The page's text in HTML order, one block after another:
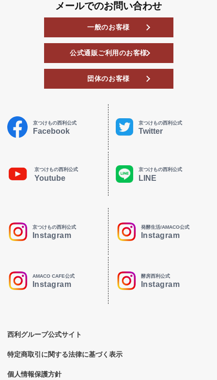
メールでのお問い合わせ
一般のお客様
公式通販ご利用のお客様
団体のお客様
京つけもの西利公式
Facebook
京つけもの西利公式
Twitter
京つけもの西利公式
Youtube
京つけもの西利公式
LINE
京つけもの西利公式
Instagram
発酵生活/AMACO公式
Instagram
AMACO CAFE公式
Instagram
酵房西利公式
Instagram
西利グループ公式サイト
特定商取引に関する法律に基づく表示
個人情報保護方針